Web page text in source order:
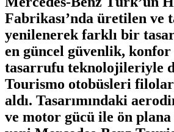
Fabrikası’nda üretilen ve
yenilenerek farklı bir
en güncel güvenlik, konfor
tasarrufu teknolojileriyle
Tourismo otobüsleri
aldı. Tasarımındaki
ve motor gücü ile ön plana